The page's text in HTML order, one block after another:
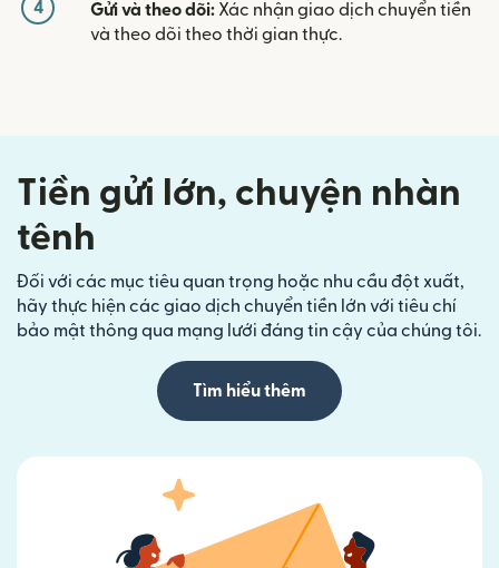
4 Gửi và theo dõi: Xác nhận giao dịch chuyển tiền
và theo dõi theo thời gian thực.
Tiền gửi lớn, chuyện nhàn
tênh
Đối với các mục tiêu quan trọng hoặc nhu cầu đột xuất,
hãy thực hiện các giao dịch chuyển tiền lớn với tiêu chí
bảo mật thông qua mạng lưới đáng tin cậy của chúng tôi.
Tìm hiểu thêm